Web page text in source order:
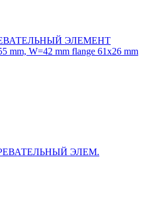
ЭЛЕМЕНТ
mm, W=42 mm flange 61x26 mm